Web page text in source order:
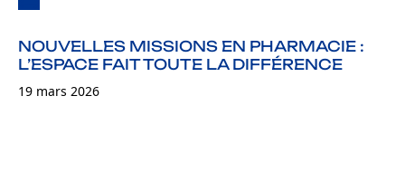
NOUVELLES MISSIONS EN PHARMACIE :
L’ESPACE FAIT TOUTE LA DIFFÉRENCE
19 mars 2026